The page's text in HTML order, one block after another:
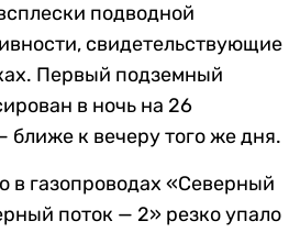
подводной
свидетельствующие
Первый подземный
в ночь на 26
ближе к вечеру того же дня.
в газопроводах «Северный
поток — 2» резко упало